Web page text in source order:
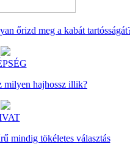
őrizd meg a kabát
milyen hajhossz illik?
mindig tökéletes választás